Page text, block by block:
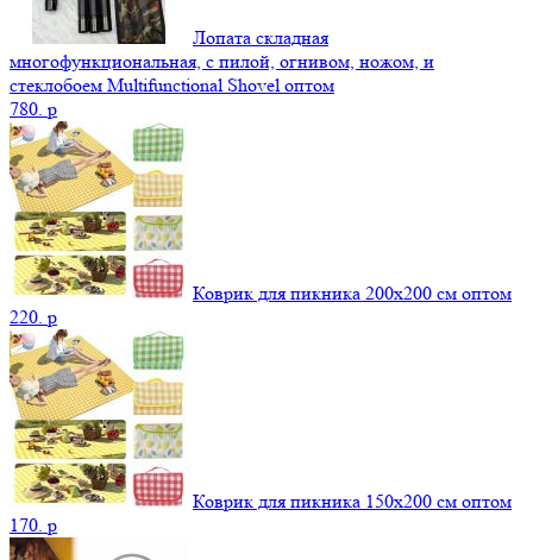
Лопата складная
многофункциональная, с пилой, огнивом, ножом, и
стеклобоем Multifunctional Shovel оптом
780. p
Коврик для пикника 200х200 см оптом
220. p
Коврик для пикника 150х200 см оптом
170. p